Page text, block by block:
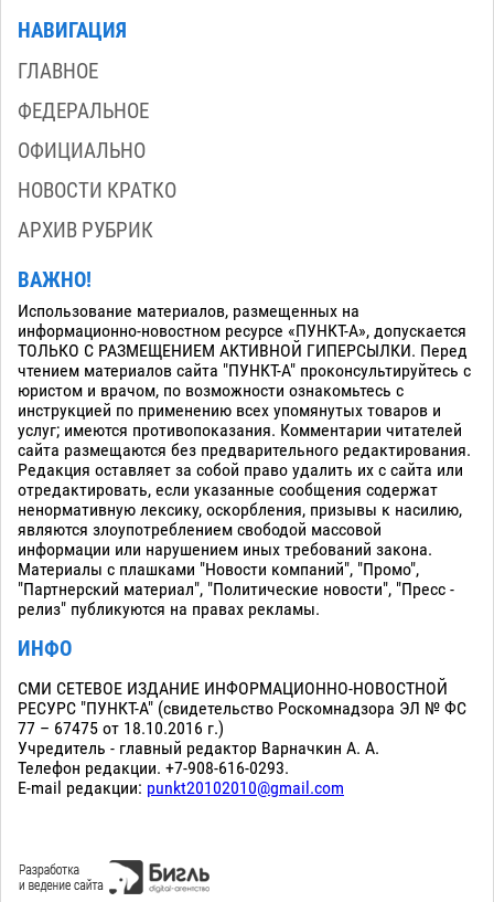
НАВИГАЦИЯ
ГЛАВНОЕ
ФЕДЕРАЛЬНОЕ
ОФИЦИАЛЬНО
НОВОСТИ КРАТКО
АРХИВ РУБРИК
ВАЖНО!
Использование материалов, размещенных на
информационно-новостном ресурсе «ПУНКТ-А», допускается
ТОЛЬКО С РАЗМЕЩЕНИЕМ АКТИВНОЙ ГИПЕРСЫЛКИ. Перед
чтением материалов сайта "ПУНКТ-А" проконсультируйтесь с
юристом и врачом, по возможности ознакомьтесь с
инструкцией по применению всех упомянутых товаров и
услуг; имеются противопоказания. Комментарии читателей
сайта размещаются без предварительного редактирования.
Редакция оставляет за собой право удалить их с сайта или
отредактировать, если указанные сообщения содержат
ненормативную лексику, оскорбления, призывы к насилию,
являются злоупотреблением свободой массовой
информации или нарушением иных требований закона.
Материалы с плашками "Новости компаний", "Промо",
"Партнерский материал", "Политические новости", "Пресс -
релиз" публикуются на правах рекламы.
ИНФО
СМИ СЕТЕВОЕ ИЗДАНИЕ ИНФОРМАЦИОННО-НОВОСТНОЙ
РЕСУРС "ПУНКТ-А" (свидетельство Роскомнадзора ЭЛ № ФС
77 – 67475 от 18.10.2016 г.)
Учредитель - главный редактор Варначкин А. А.
Телефон редакции. +7-908-616-0293.
E-mail редакции: punkt20102010@gmail.com